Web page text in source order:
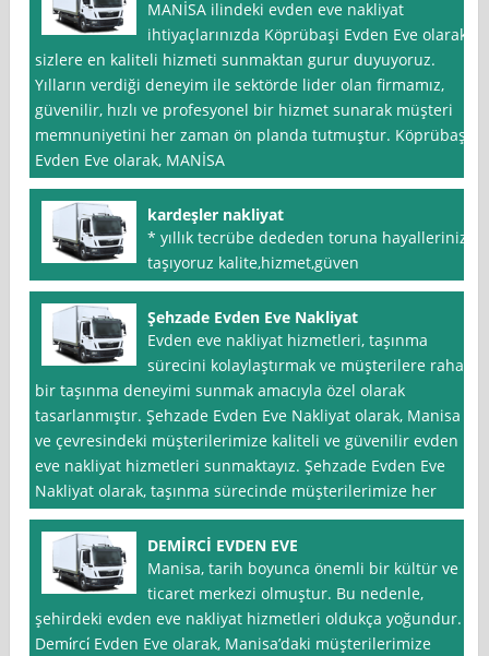
MANİSA ilindeki evden eve nakliyat
ihtiyaçlarınızda Köprübaşi Evden Eve olarak
sizlere en kaliteli hizmeti sunmaktan gurur duyuyoruz.
Yılların verdiği deneyim ile sektörde lider olan firmamız,
güvenilir, hızlı ve profesyonel bir hizmet sunarak müşteri
memnuniyetini her zaman ön planda tutmuştur. Köprübaşi
Evden Eve olarak, MANİSA
kardeşler nakliyat
* yıllık tecrübe dededen toruna hayallerinizi
taşıyoruz kalite,hizmet,güven
Şehzade Evden Eve Nakliyat
Evden eve nakliyat hizmetleri, taşınma
sürecini kolaylaştırmak ve müşterilere rahat
bir taşınma deneyimi sunmak amacıyla özel olarak
tasarlanmıştır. Şehzade Evden Eve Nakliyat olarak, Manisa
ve çevresindeki müşterilerimize kaliteli ve güvenilir evden
eve nakliyat hizmetleri sunmaktayız. Şehzade Evden Eve
Nakliyat olarak, taşınma sürecinde müşterilerimize her
DEMİRCİ EVDEN EVE
Manisa, tarih boyunca önemli bir kültür ve
ticaret merkezi olmuştur. Bu nedenle,
şehirdeki evden eve nakliyat hizmetleri oldukça yoğundur.
Demi̇rci̇ Evden Eve olarak, Manisa’daki müşterilerimize